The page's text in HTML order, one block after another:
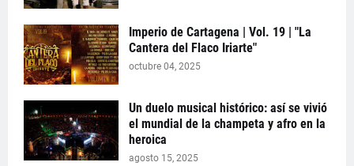
Imperio de Cartagena | Vol. 19 | "La
Cantera del Flaco Iriarte"
octubre 04, 2025
Un duelo musical histórico: así se vivió
el mundial de la champeta y afro en la
heroica
agosto 15, 2025